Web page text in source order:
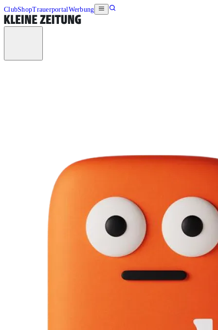
ClubShopTrauerportalWerbung